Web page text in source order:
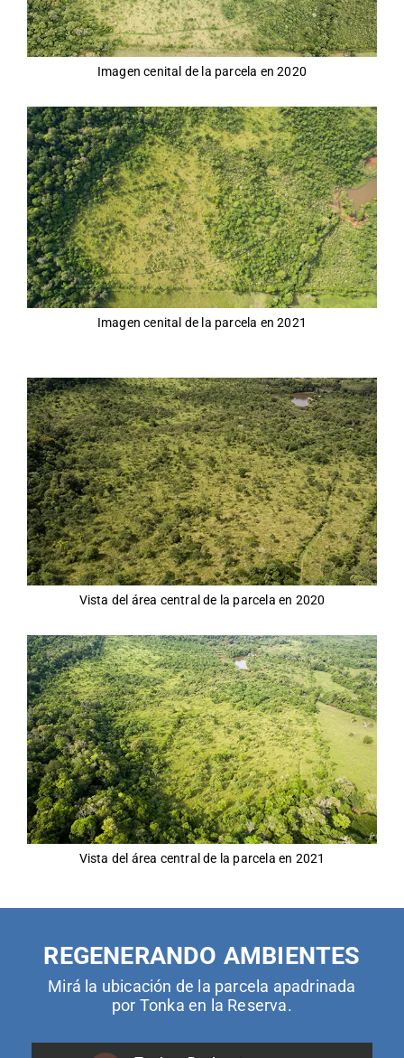
Imagen cenital de la parcela en 2020
Imagen cenital de la parcela en 2021
Vista del área central de la parcela en 2020
Vista del área central de la parcela en 2021
REGENERANDO AMBIENTES
Mirá la ubicación de la parcela apadrinada
por Tonka en la Reserva.